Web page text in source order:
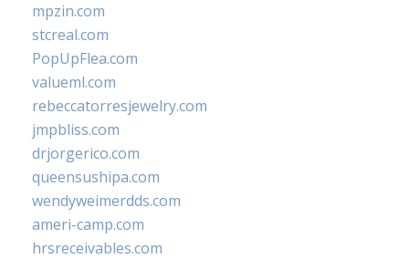
mpzin.com
stcreal.com
PopUpFlea.com
valueml.com
rebeccatorresjewelry.com
jmpbliss.com
drjorgerico.com
queensushipa.com
wendyweimerdds.com
ameri-camp.com
hrsreceivables.com